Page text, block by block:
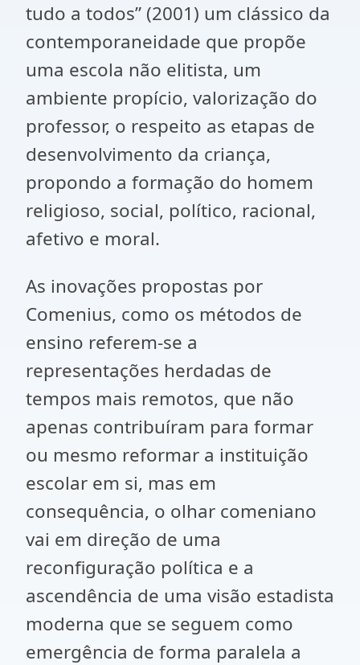
tudo a todos” (2001) um clássico da
contemporaneidade que propõe
uma escola não elitista, um
ambiente propício, valorização do
professor, o respeito as etapas de
desenvolvimento da criança,
propondo a formação do homem
religioso, social, político, racional,
afetivo e moral.
As inovações propostas por
Comenius, como os métodos de
ensino referem-se a
representações herdadas de
tempos mais remotos, que não
apenas contribuíram para formar
ou mesmo reformar a instituição
escolar em si, mas em
consequência, o olhar comeniano
vai em direção de uma
reconfiguração política e a
ascendência de uma visão estadista
moderna que se seguem como
emergência de forma paralela a